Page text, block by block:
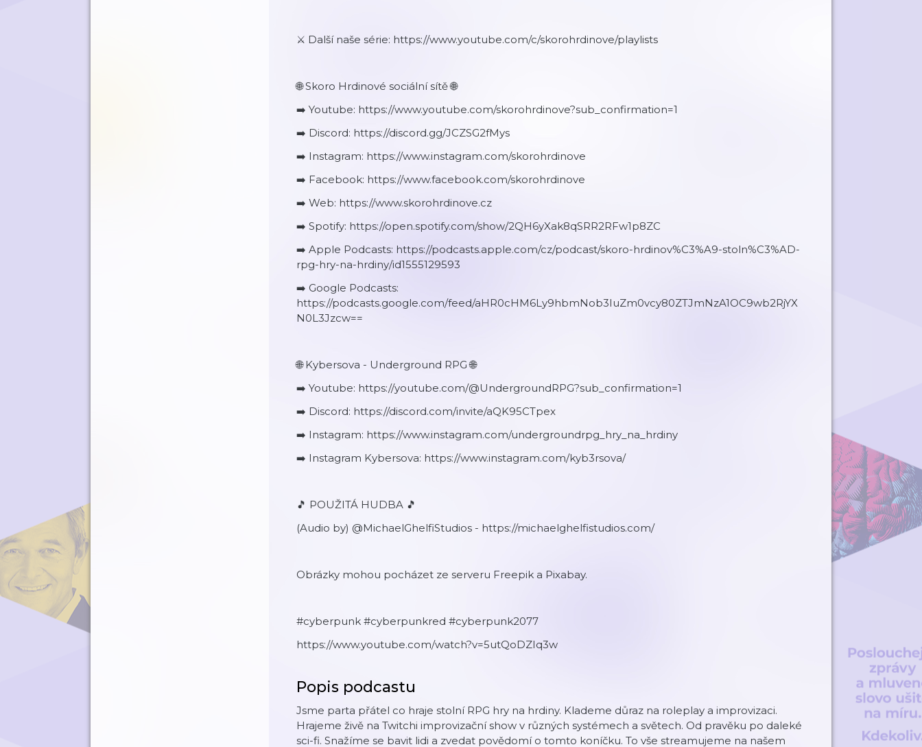
⚔️ Další naše série: https://www.youtube.com/c/skorohrdinove/playlists
🌐 Skoro Hrdinové sociální sítě 🌐
➡️ Youtube: https://www.youtube.com/skorohrdinove?sub_confirmation=1
➡️ Discord: https://discord.gg/JCZSG2fMys
➡️ Instagram: https://www.instagram.com/skorohrdinove
➡️ Facebook: https://www.facebook.com/skorohrdinove
➡️ Web: https://www.skorohrdinove.cz
➡️ Spotify: https://open.spotify.com/show/2QH6yXak8qSRR2RFw1p8ZC
➡️ Apple Podcasts: https://podcasts.apple.com/cz/podcast/skoro-hrdinov%C3%A9-stoln%C3%AD-
rpg-hry-na-hrdiny/id1555129593
➡️ Google Podcasts:
https://podcasts.google.com/feed/aHR0cHM6Ly9hbmNob3IuZm0vcy80ZTJmNzA1OC9wb2RjYX
N0L3Jzcw==
🌐 Kybersova - Underground RPG 🌐
➡️ Youtube: https://youtube.com/@UndergroundRPG?sub_confirmation=1
➡️ Discord: https://discord.com/invite/aQK95CTpex
➡️ Instagram: https://www.instagram.com/undergroundrpg_hry_na_hrdiny
➡️ Instagram Kybersova: https://www.instagram.com/kyb3rsova/
🎵 POUŽITÁ HUDBA 🎵
(Audio by) @MichaelGhelfiStudios - https://michaelghelfistudios.com/
Obrázky mohou pocházet ze serveru Freepik a Pixabay.
#cyberpunk #cyberpunkred #cyberpunk2077
https://www.youtube.com/watch?v=5utQoDZIq3w
Popis podcastu
Jsme parta přátel co hraje stolní RPG hry na hrdiny. Klademe důraz na roleplay a improvizaci.
Hrajeme živě na Twitchi improvizační show v různých systémech a světech. Od pravěku po daleké
sci-fi. Snažíme se bavit lidi a zvedat povědomí o tomto koníčku. To vše streamujeme na našem